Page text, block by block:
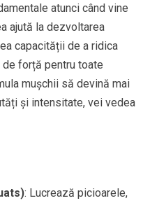
atunci când vine
ajută la dezvoltarea
capacității de a ridica
forță pentru toate
mușchii să devină mai
și intensitate, vei vedea
: Lucrează picioarele,